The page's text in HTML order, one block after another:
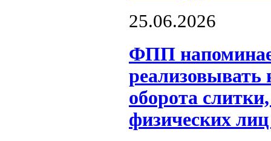
25.06.2026
ФПП
реализовывать
оборота
физических